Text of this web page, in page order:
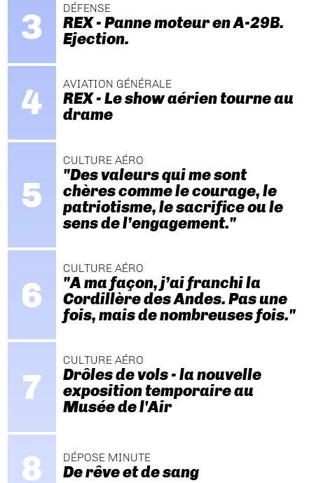
DÉFENSE
REX - Panne moteur en A-29B.
Ejection.
AVIATION GÉNÉRALE
REX - Le show aérien tourne au
drame
CULTURE AÉRO
"Des valeurs qui me sont
chères comme le courage, le
patriotisme, le sacrifice ou le
sens de l’engagement."
CULTURE AÉRO
"A ma façon, j’ai franchi la
Cordillère des Andes. Pas une
fois, mais de nombreuses fois."
CULTURE AÉRO
Drôles de vols - la nouvelle
exposition temporaire au
Musée de l'Air
DÉPOSE MINUTE
De rêve et de sang